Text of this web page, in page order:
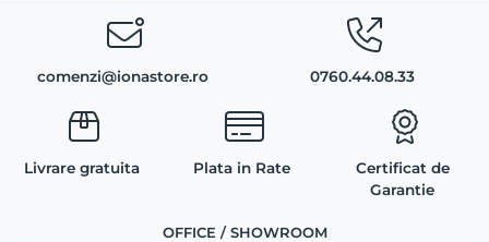
comenzi@ionastore.ro 0760.44.08.33
Livrare gratuita Plata in Rate
Certificat de
Garantie
OFFICE / SHOWROOM